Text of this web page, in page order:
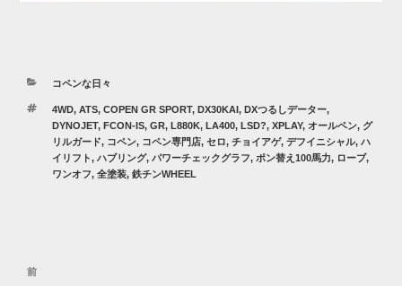
カ
ゴ
リ
ー
コペンな日々
タ
グ
4WD, ATS, COPEN GR SPORT, DX30KAI, DXつるしデーター,
DYNOJET, FCON-IS, GR, L880K, LA400, LSD?, XPLAY, オールペン, グ
リルガード, コペン, コペン専門店, セロ, チョイアゲ, デフイニシャル, ハ
イリフト, ハブリング, パワーチェックグラフ, ポン替え100馬力, ローブ,
ワンオフ, 全塗装, 鉄チンWHEEL
投
過
前